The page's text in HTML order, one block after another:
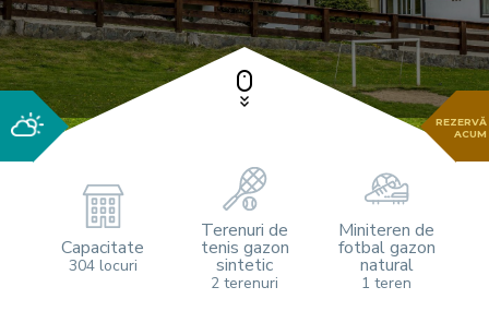
REZERVĂ
ACUM
Capacitate
304 locuri
Terenuri de
tenis gazon
sintetic
2 terenuri
Miniteren de
fotbal gazon
natural
1 teren